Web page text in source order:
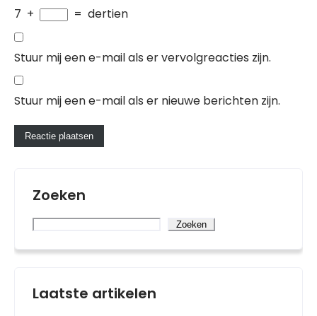
7 + = dertien
Stuur mij een e-mail als er vervolgreacties zijn.
Stuur mij een e-mail als er nieuwe berichten zijn.
Zoeken
Zoeken
Laatste artikelen